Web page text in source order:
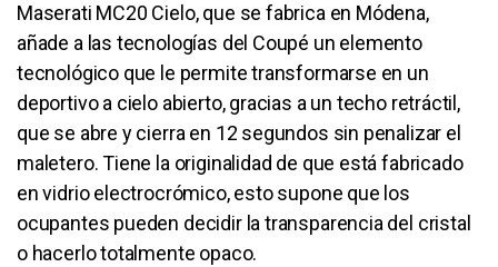
Maserati MC20 Cielo, que se fabrica en Módena,
añade a las tecnologías del Coupé un elemento
tecnológico que le permite transformarse en un
deportivo a cielo abierto, gracias a un techo retráctil,
que se abre y cierra en 12 segundos sin penalizar el
maletero. Tiene la originalidad de que está fabricado
en vidrio electrocrómico, esto supone que los
ocupantes pueden decidir la transparencia del cristal
o hacerlo totalmente opaco.